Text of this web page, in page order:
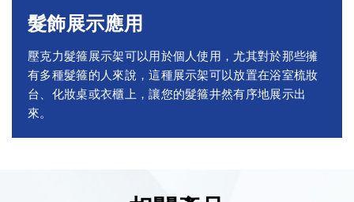
髮飾展示應用
壓克力髮箍展示架可以用於個人使用，尤其對於那些擁
有多種髮箍的人來說，這種展示架可以放置在浴室梳妝
台、化妝桌或衣櫃上，讓您的髮箍井然有序地展示出
來。